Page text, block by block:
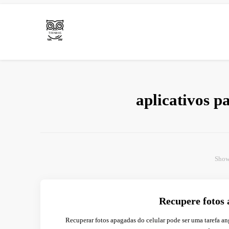
aplicativos
Recupere fotos
Recuperar fotos apagadas do celular pode ser uma tarefa